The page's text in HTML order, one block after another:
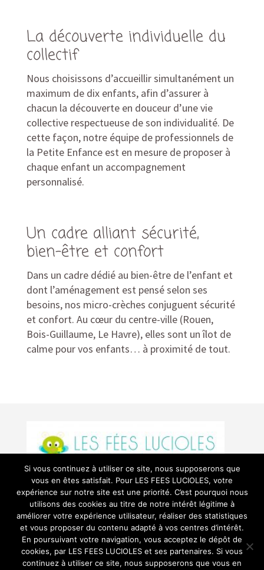
La découverte individuelle du
collectif
Nous choisissons d’accueillir simultanément un
maximum de dix enfants, afin d’assurer à
chacun la découverte en douceur d’une vie
collective respectueuse de son individualité. De
cette façon, notre équipe de professionnels de
la Petite Enfance est en mesure de proposer à
chaque enfant un accompagnement
personnalisé.
Un cadre alliant sécurité,
bien-être et confort
Dans un cadre dédié au bien-être de l’enfant et
dont l’aménagement est pensé selon ses
besoins, nos micro-crèches conjuguent sécurité
et confort. Au cœur du centre-ville (Rouen,
Bois-Guillaume, Le Havre), elles sont un îlot de
calme pour vos enfants… à proximité de tout.
Politique de confidentialité / Mentions
Légales
Si vous continuez à utiliser ce site, nous supposerons que
vous en êtes satisfait. Pour LES FEES LUCIOLES, votre
expérience sur notre site est une priorité. C’est pourquoi nous
utilisons des cookies au titre de notre intérêt légitime à
améliorer votre expérience utilisateur, réaliser des statistiques
et vous proposer du contenu adapté à vos centres d’intérêt.
En poursuivant votre navigation, vous acceptez le dépôt de
cookies, par LES FEES LUCIOLES et ses partenaires. Si vous
continuez à utiliser ce site, nous supposerons que vous en